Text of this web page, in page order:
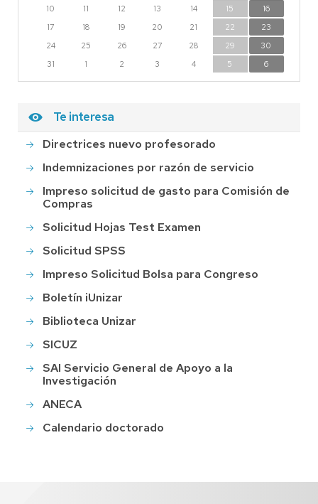
10
11 12 13 14 15
16
17
18 19 20 21 22
23
24
25 26 27 28 29
30
31
1 2 3 4 5 6
Te interesa
Directrices nuevo profesorado
Indemnizaciones por razón de servicio
Impreso solicitud de gasto para Comisión de
Compras
Solicitud Hojas Test Examen
Solicitud SPSS
Impreso Solicitud Bolsa para Congreso
Boletín iUnizar
Biblioteca Unizar
SICUZ
SAI Servicio General de Apoyo a la
Investigación
ANECA
Calendario doctorado